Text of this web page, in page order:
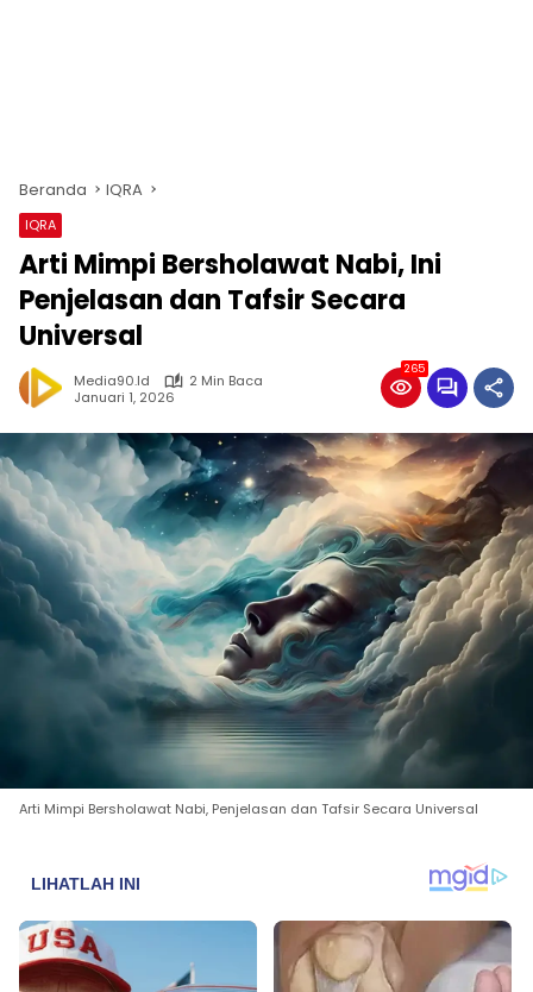
Beranda IQRA
IQRA
Arti Mimpi Bersholawat Nabi, Ini
Penjelasan dan Tafsir Secara
Universal
Media90.id
2 Min Baca
Januari 1, 2026
265
Arti Mimpi Bersholawat Nabi, Penjelasan dan Tafsir Secara Universal